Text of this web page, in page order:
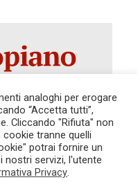
286 del 31
Sergio
sc. B - 00159
analoghi per erogare
“Accetta tutti”,
Cliccando "Rifiuta" non
tranne quelli
potrai fornire un
nostri servizi, l'utente
Privacy.